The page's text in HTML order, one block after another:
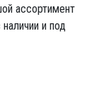
ассортимент
и под